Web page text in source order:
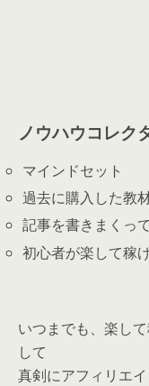
ノウハウコレク
マインドセット
過去に購入した教
記事を書きまくっ
初心者が楽して稼
いつまでも、楽し
して
真剣にアフィリエ